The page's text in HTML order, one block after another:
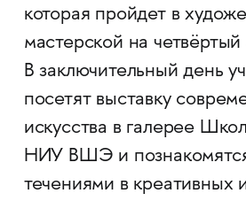
которая пройдет в
мастерской на четвёртый
В заключительный день
посетят выставку
искусства в галерее
НИУ ВШЭ и
течениями в креативных